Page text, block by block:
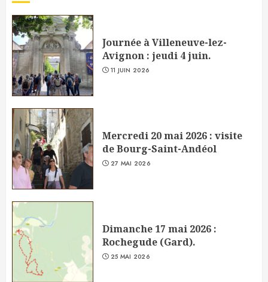
Journée à Villeneuve-lez-
Avignon : jeudi 4 juin.
11 JUIN 2026
Mercredi 20 mai 2026 : visite
de Bourg-Saint-Andéol
27 MAI 2026
Dimanche 17 mai 2026 :
Rochegude (Gard).
25 MAI 2026